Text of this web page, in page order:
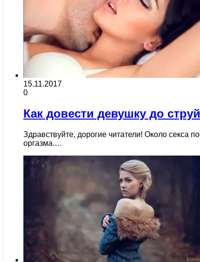
15.11.2017
0
Как довести девушку до
Здравствуйте, дорогие читатели! Около секса
оргазма.…